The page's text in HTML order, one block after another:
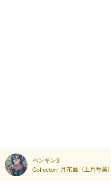
ペンギン3
Collector:
月花晶（上月琴葉）